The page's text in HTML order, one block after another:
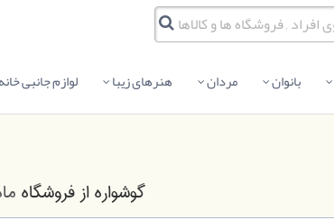
بانوان مردان هنرهای زیبا لوازم جانبی خانه
گوشوارهاز فروشگاه